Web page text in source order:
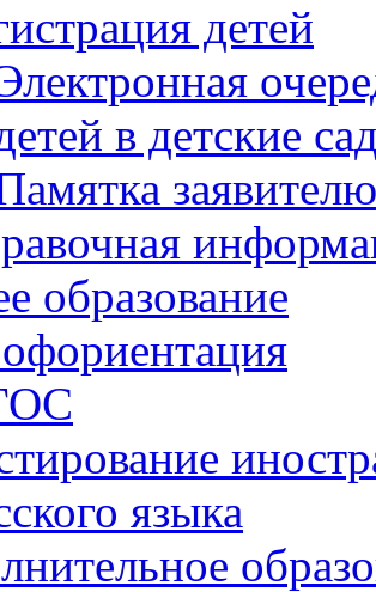
детей
в детские
заявителю
образование
языка